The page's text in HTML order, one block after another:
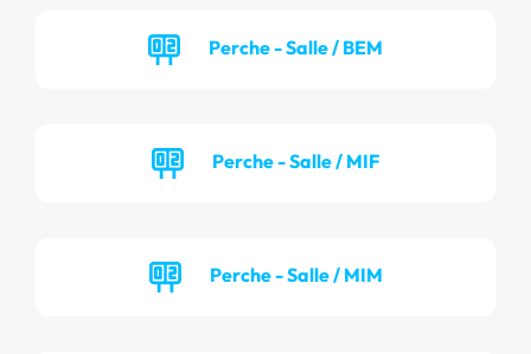
Perche - Salle / BEM
Perche - Salle / MIF
Perche - Salle / MIM